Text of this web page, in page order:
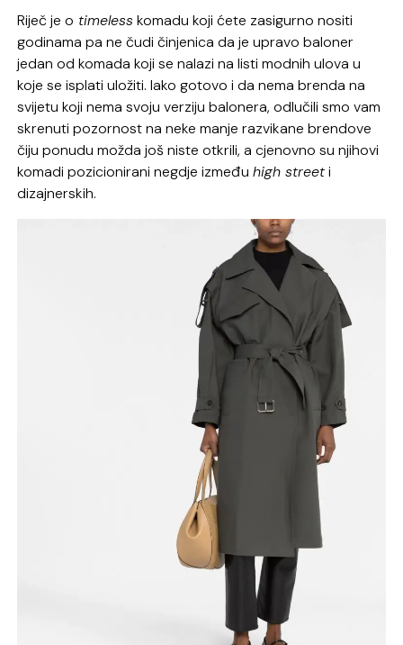
Riječ je o timeless komadu koji ćete zasigurno nositi
godinama pa ne čudi činjenica da je upravo baloner
jedan od komada koji se nalazi na listi modnih ulova u
koje se isplati uložiti. Iako gotovo i da nema brenda na
svijetu koji nema svoju verziju balonera, odlučili smo vam
skrenuti pozornost na neke manje razvikane brendove
čiju ponudu možda još niste otkrili, a cjenovno su njihovi
komadi pozicionirani negdje izmeđuhigh streeti
dizajnerskih.